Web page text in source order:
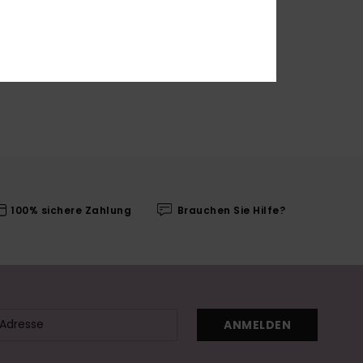
100% sichere Zahlung Brauchen Sie Hilfe?
ANMELDEN